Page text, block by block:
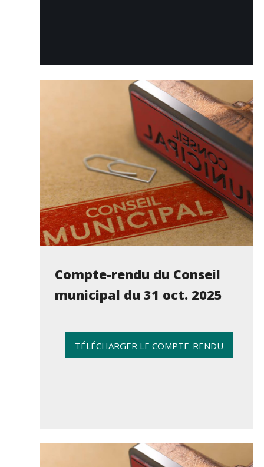
Compte-rendu du Conseil
municipal du 31 oct. 2025
TÉLÉCHARGER LE COMPTE-RENDU